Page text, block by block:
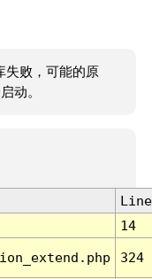
失败，可能的原
动。
Line
14
324